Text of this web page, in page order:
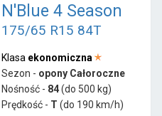
N'Blue 4 Season
175/65 R15 84T
Klasa ekonomiczna
Sezon - opony Całoroczne
Nośność - 84(do 500 kg)
Prędkość - T (do 190 km/h)